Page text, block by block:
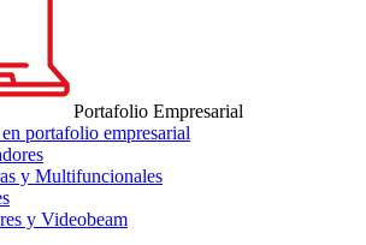
Portafolio Empresarial
portafolio empresarial
y Multifuncionales
y Videobeam